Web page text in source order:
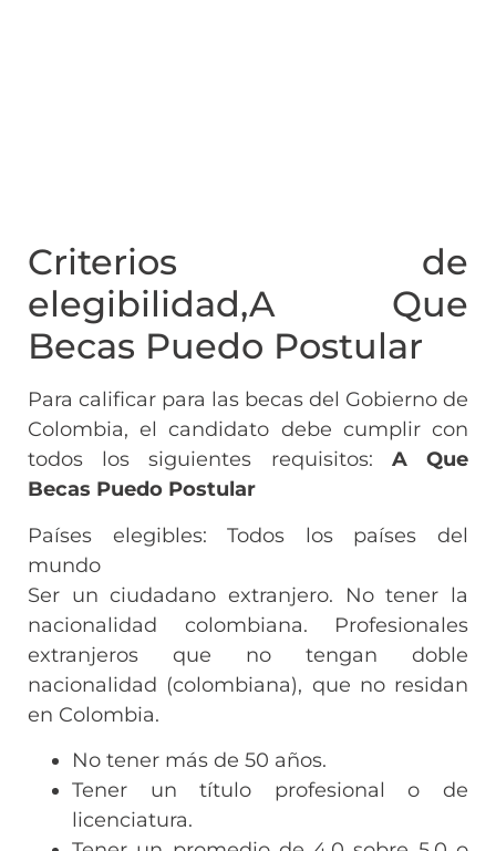
Criterios de
elegibilidad,A Que
Becas Puedo Postular
Para calificar para las becas del Gobierno de
Colombia, el candidato debe cumplir con
todos los siguientes requisitos: A Que
Becas Puedo Postular
Países elegibles: Todos los países del
mundo
Ser un ciudadano extranjero. No tener la
nacionalidad colombiana. Profesionales
extranjeros que no tengan doble
nacionalidad (colombiana), que no residan
en Colombia.
No tener más de 50 años.
Tener un título profesional o de
licenciatura.